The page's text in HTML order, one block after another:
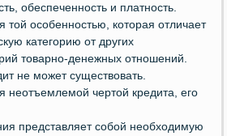
обеспеченность и платность.
той особенностью, которая отличает
категорию от других
товарно-денежных отношений.
не может существовать.
неотъемлемой чертой кредита, его
представляет собой необходимую